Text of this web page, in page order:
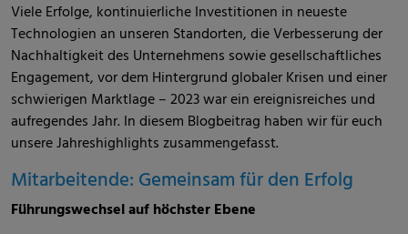
Viele Erfolge, kontinuierliche Investitionen in neueste
Technologien an unseren Standorten, die Verbesserung der
Nachhaltigkeit des Unternehmens sowie gesellschaftliches
Engagement, vor dem Hintergrund globaler Krisen und einer
schwierigen Marktlage – 2023 war ein ereignisreiches und
aufregendes Jahr. In diesem Blogbeitrag haben wir für euch
unsere Jahreshighlights zusammengefasst.
Mitarbeitende: Gemeinsam für den Erfolg
Führungswechsel auf höchster Ebene